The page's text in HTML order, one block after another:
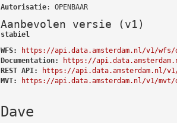
Autorisatie: OPENBAAR
Aanbevolen versie (v1)
stabiel
WFS:
https://api.data.amsterdam.nl/v1/wfs/
Documentation:
https://
REST API:
https://api.data.amsterdam.nl/
MVT:
https://api.data.amsterdam.nl/v1/mvt/
Dave